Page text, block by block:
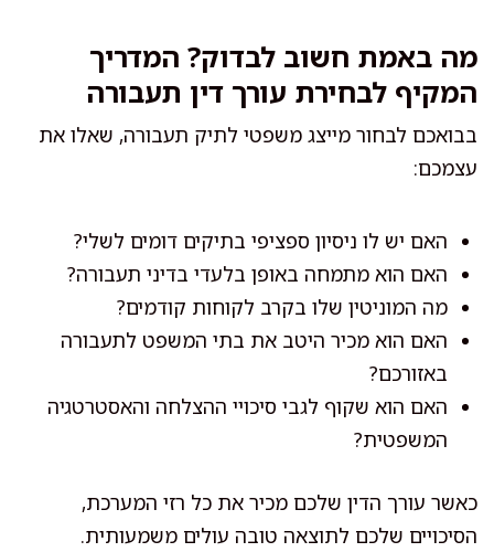
מה באמת חשוב לבדוק? המדריך
המקיף לבחירת עורך דין תעבורה
בבואכם לבחור מייצג משפטי לתיק תעבורה, שאלו את
עצמכם:
האם יש לו ניסיון ספציפי בתיקים דומים לשלי?
האם הוא מתמחה באופן בלעדי בדיני תעבורה?
מה המוניטין שלו בקרב לקוחות קודמים?
האם הוא מכיר היטב את בתי המשפט לתעבורה
באזורכם?
האם הוא שקוף לגבי סיכויי ההצלחה והאסטרטגיה
המשפטית?
כאשר עורך הדין שלכם מכיר את כל רזי המערכת,
הסיכויים שלכם לתוצאה טובה עולים משמעותית.